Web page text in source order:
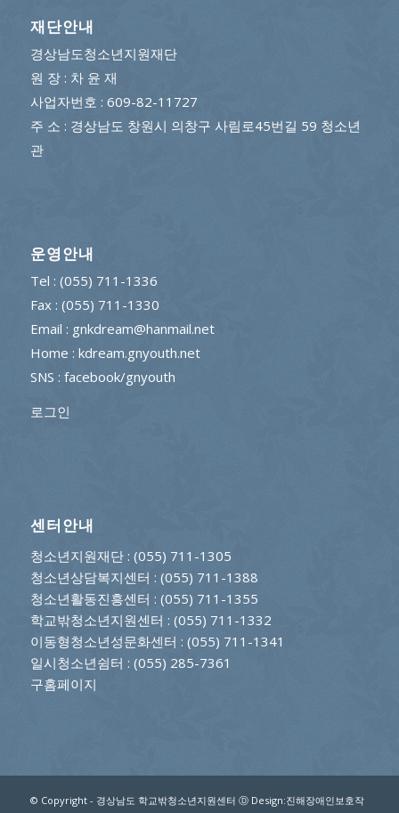
재단안내
경상남도청소년지원재단
원 장 : 차 윤 재
사업자번호 : 609-82-11727
주 소 : 경상남도 창원시 의창구 사림로45번길 59 청소년
관
운영안내
Tel : (055) 711-1336
Fax : (055) 711-1330
Email : gnkdream@hanmail.net
Home : kdream.gnyouth.net
SNS : facebook/gnyouth
로그인
센터안내
청소년지원재단: (055) 711-1305
청소년상담복지센터 : (055) 711-1388
청소년활동진흥센터 : (055) 711-1355
학교밖청소년지원센터 : (055) 711-1332
이동형청소년성문화센터 : (055) 711-1341
일시청소년쉼터 : (055) 285-7361
구홈페이지
© Copyright - 경상남도 학교밖청소년지원센터 Ⓓ Design:진해장애인보호작